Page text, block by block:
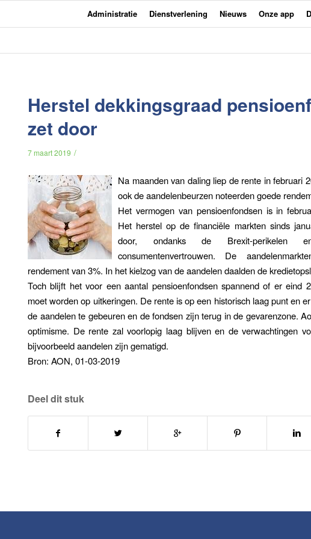
Administratie Dienstverlening Nieuws Onze app
Herstel dekkingsgraad
zet door
7 maart 2019 /
Na maanden van daling liep de rente in februari
ook de aandelenbeurzen noteerden goede
Het vermogen van pensioenfondsen is in
Het herstel op de financiële markten sinds
door, ondanks de Brexit-perikelen
consumentenvertrouwen. De
rendement van 3%. In het kielzog van de aandelen daalden de
Toch blijft het voor een aantal pensioenfondsen spannend of er eind
moet worden op uitkeringen. De rente is op een historisch laag punt en
de aandelen te gebeuren en de fondsen zijn terug in de gevarenzone.
optimisme. De rente zal voorlopig laag blijven en de verwachtingen
bijvoorbeeld aandelen zijn gematigd.
Bron: AON, 01-03-2019
Deel dit stuk